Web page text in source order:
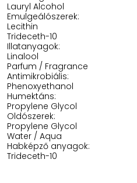
Lauryl Alcohol
Emulgeálószerek:
Lecithin
Trideceth-10
Illatanyagok:
Linalool
Parfum / Fragrance
Antimikrobiális:
Phenoxyethanol
Humektáns:
Propylene Glycol
Oldószerek:
Propylene Glycol
Water / Aqua
Habképző anyagok:
Trideceth-10